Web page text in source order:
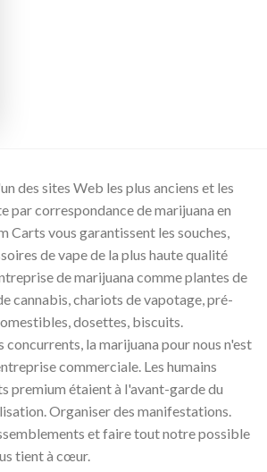
des sites Web les plus anciens et les
par correspondance de marijuana en
Carts vous garantissent les souches,
de vape de la plus haute qualité
de marijuana comme plantes de
cannabis, chariots de vapotage, pré-
dosettes, biscuits.
concurrents, la marijuana pour nous n'est
commerciale. Les humains
premium étaient à l'avant-garde du
Organiser des manifestations.
et faire tout notre possible
tient à cœur.